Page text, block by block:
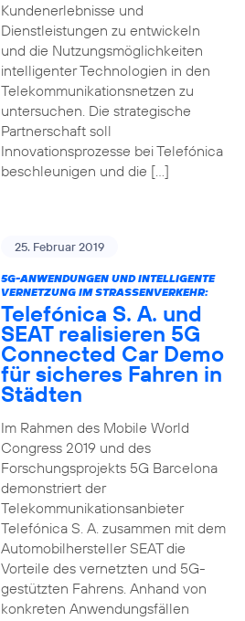
Kundenerlebnisse und
Dienstleistungen zu entwickeln
und die Nutzungsmöglichkeiten
intelligenter Technologien in den
Telekommunikationsnetzen zu
untersuchen. Die strategische
Partnerschaft soll
Innovationsprozesse bei Telefónica
beschleunigen und die […]
25. Februar 2019
5G-ANWENDUNGEN UND INTELLIGENTE
VERNETZUNG IM STRASSENVERKEHR:
Telefónica S. A. und
SEAT realisieren 5G
Connected Car Demo
für sicheres Fahren in
Städten
Im Rahmen des Mobile World
Congress 2019 und des
Forschungsprojekts 5G Barcelona
demonstriert der
Telekommunikationsanbieter
Telefónica S. A. zusammen mit dem
Automobilhersteller SEAT die
Vorteile des vernetzten und 5G-
gestützten Fahrens. Anhand von
konkreten Anwendungsfällen